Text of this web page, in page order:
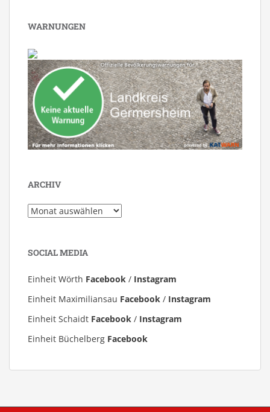
WARNUNGEN
ARCHIV
Archiv
SOCIAL MEDIA
Einheit Wörth Facebook / Instagram
Einheit Maximiliansau Facebook / Instagram
Einheit Schaidt Facebook / Instagram
Einheit Büchelberg Facebook